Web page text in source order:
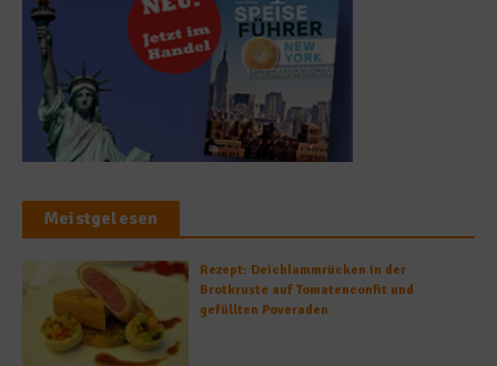
Meistgelesen
Rezept: Deichlammrücken in der
Brotkruste auf Tomatenconfit und
gefüllten Poveraden